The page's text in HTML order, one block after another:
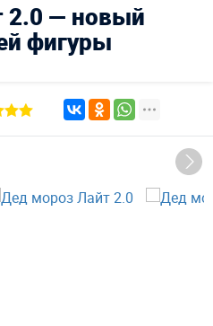
2.0 — новый
фигуры